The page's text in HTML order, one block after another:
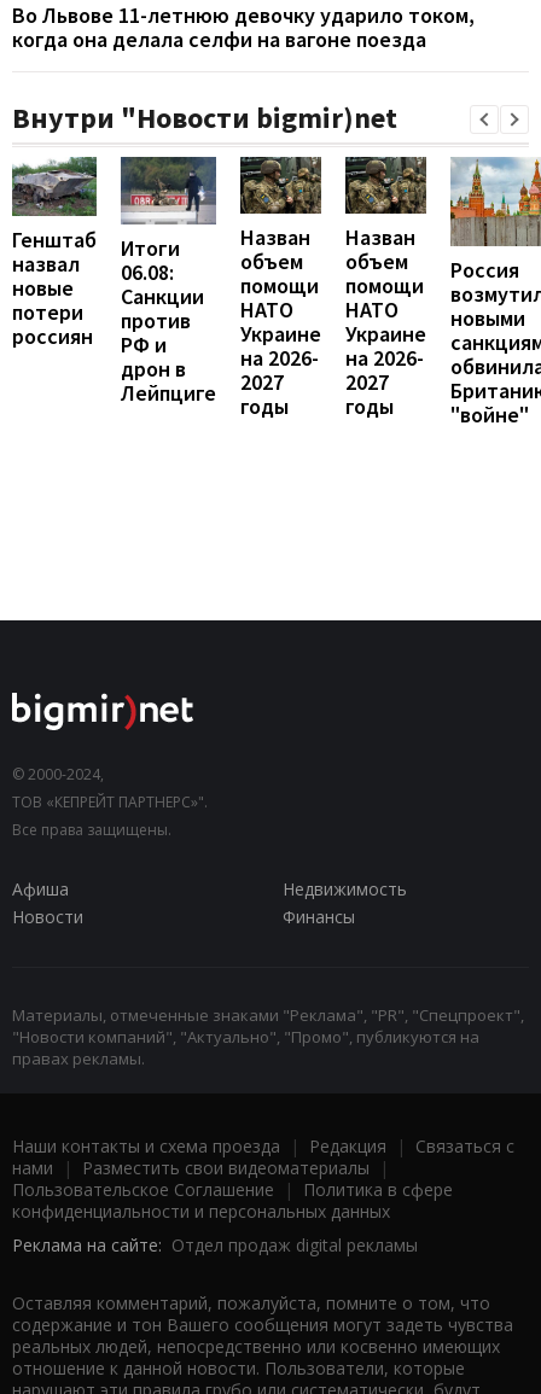
Во Львове 11-летнюю девочку ударило током,
когда она делала селфи на вагоне поезда
Внутри "Новости bigmir)net
Генштаб
назвал
новые
потери
россиян
Итоги
06.08:
Санкции
против
РФ и
дрон в
Лейпциге
Назван
объем
помощи
НАТО
Украине
на 2026-
2027
годы
Назван
объем
помощи
НАТО
Украине
на 2026-
2027
годы
Россия
новыми
"войне"
© 2000-2024,
ТОВ «КЕПРЕЙТ ПАРТНЕРС»".
Все права защищены.
Афиша
Недвижимость
Новости
Финансы
Материалы, отмеченные знаками "Реклама", "PR", "Спецпроект",
"Новости компаний", "Актуально", "Промо", публикуются на
правах рекламы.
Наши контакты и схема проезда | Редакция | Связаться с
нами | Разместить свои видеоматериалы |
Пользовательское Соглашение |
Политика в сфере
конфиденциальности и персональных данных
Реклама на сайте: Отдел продаж digital рекламы
Оставляя комментарий, пожалуйста, помните о том, что
содержание и тон Вашего сообщения могут задеть чувства
реальных людей, непосредственно или косвенно имеющих
отношение к данной новости. Пользователи, которые